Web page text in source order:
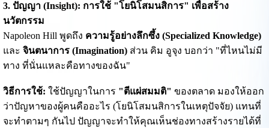
3. ปัญญา (Insight): การใช้ "โยนิโสมนสิการ" เพื่อสร้าง
นวัตกรรม
Napoleon Hill พูดถึง ความรู้อย่างลึกซึ้ง (Specialized Knowledge)
และ จินตนาการ (Imagination)ส่วน คิม อูจุง บอกว่า "ที่ไหนไม่มี
ทาง ที่นั่นแหละคือทางของฉัน"
วิธีการใช้: ใช้ปัญญาในการ "ตีแผ่สมมติ" ของตลาด มองให้ออก
ว่าปัญหาของผู้คนคืออะไร (โยนิโสมนสิการในเหตุปัจจัย) แทนที่
จะทำตามๆ กันไป ปัญญาจะทำให้คุณเห็นช่องทางสร้างรายได้ที่